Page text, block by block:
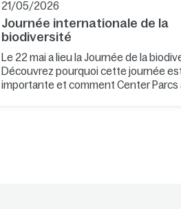
21/05/2026
Journée internationale de la
biodiversité
Le 22 mai a lieu la Journée de la
Découvrez pourquoi cette journée
importante et comment Center Parcs